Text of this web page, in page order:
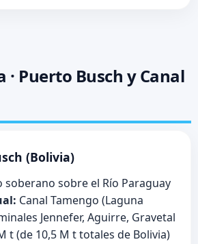
· Puerto Busch y Canal
(Bolivia)
soberano sobre el Río Paraguay
Canal Tamengo (Laguna
Jennefer, Aguirre, Gravetal
t (de 10,5 M t totales de Bolivia)